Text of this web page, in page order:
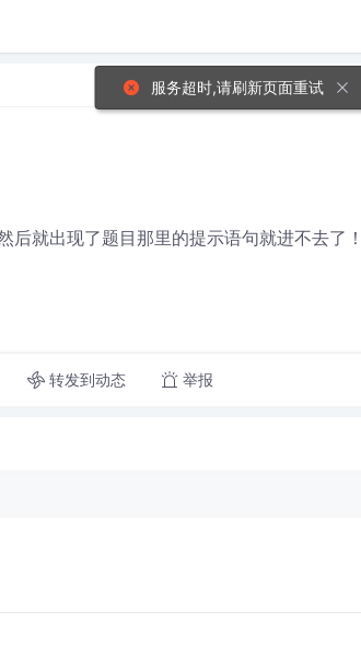
就出现了题目那里的提示语句就进不去了！
转发到动态 举报
服务超时,请刷新页面重试